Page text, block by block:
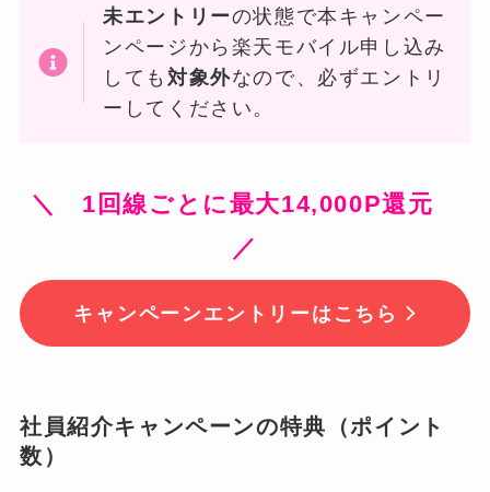
未エントリーの状態で本キャンペー
ンページから楽天モバイル申し込み
しても 対象外なので、必ずエントリ
ーしてください。
＼ 1回線ごとに最大14,000P還元
／
キャンペーンエントリーはこちら
社員紹介キャンペーンの特典（ポイント
数）